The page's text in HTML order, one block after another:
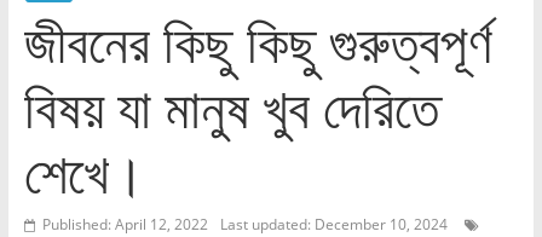
জীবনের কিছু কিছু গুরুত্বপূর্ণ
বিষয় যা মানুষ খুব দেরিতে
শেখে।
Published: April 12, 2022
Last updated: December 10, 2024